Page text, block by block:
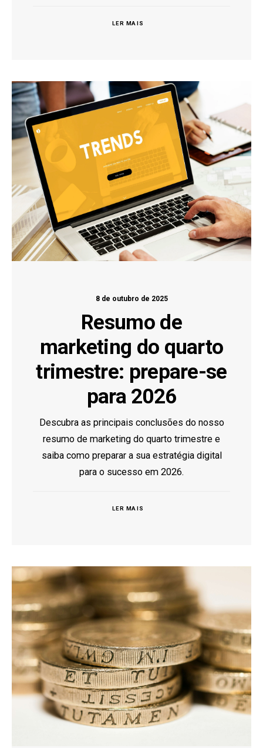
LER MAIS
8 de outubro de 2025
Resumo de
marketing do quarto
trimestre: prepare-se
para 2026
Descubra as principais conclusões do nosso
resumo de marketing do quarto trimestre e
saiba como preparar a sua estratégia digital
para o sucesso em 2026.
LER MAIS